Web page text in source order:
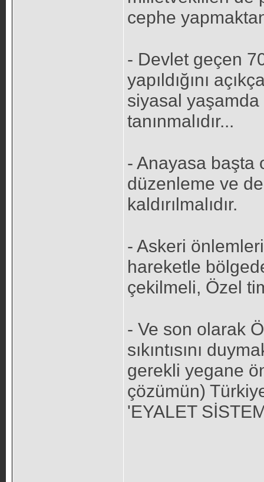
cephe
- Devlet geçen
yapıldığını
siyasal
tanınmalıdır...
- Anayasa başta
düzenleme ve
kaldırılmalıdır.
- Askeri
hareketle
çekilmeli, Özel
- Ve son olarak
sıkıntısını
gerekli yegane
çözümün)
'EYALET